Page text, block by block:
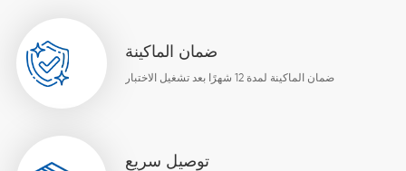
ضمان الماكينة
ضمان الماكينة لمدة 12 شهرًا بعد تشغيل الاختبار
توصيل سريع